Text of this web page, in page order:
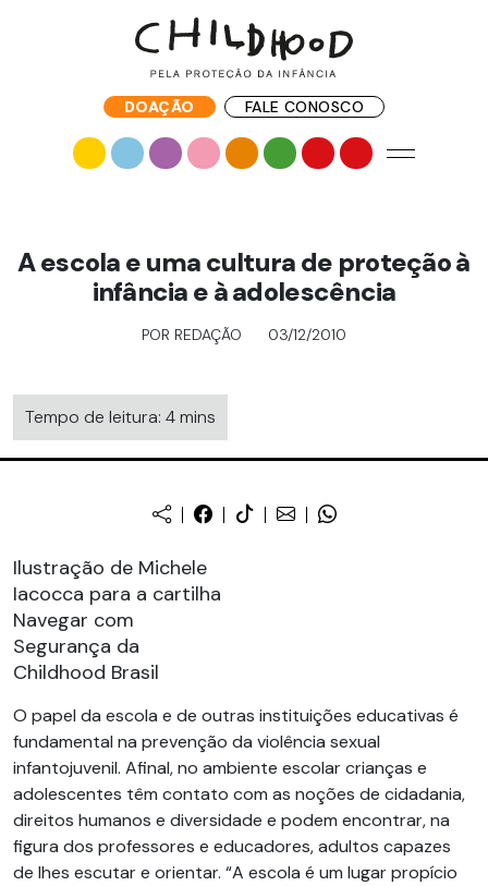
DOAÇÃO FALE CONOSCO
A escola e uma cultura de proteção à
infância e à adolescência
POR REDAÇÃO 03/12/2010
Tempo de leitura: 4 mins
Ilustração de Michele
Iacocca para a cartilha
Navegar com
Segurança da
Childhood Brasil
O papel da escola e de outras instituições educativas é
fundamental na prevenção da violência sexual
infantojuvenil. Afinal, no ambiente escolar crianças e
adolescentes têm contato com as noções de cidadania,
direitos humanos e diversidade e podem encontrar, na
figura dos professores e educadores, adultos capazes
de lhes escutar e orientar. “A escola é um lugar propício